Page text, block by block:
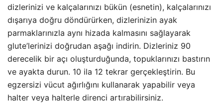
dizlerinizi ve kalçalarınızı bükün (esnetin), kalçalarınızı
dışarıya doğru döndürürken, dizlerinizin ayak
parmaklarınızla aynı hizada kalmasını sağlayarak
glute’lerinizi doğrudan aşağı indirin. Dizleriniz 90
derecelik bir açı oluşturduğunda, topuklarınızı bastırın
ve ayakta durun. 10 ila 12 tekrar gerçekleştirin. Bu
egzersizi vücut ağırlığını kullanarak yapabilir veya
halter veya halterle direnci artırabilirsiniz.